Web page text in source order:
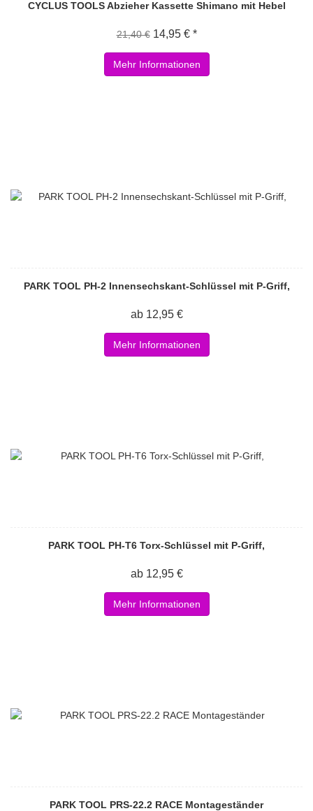
CYCLUS TOOLS Abzieher Kassette Shimano mit Hebel
21,40 € 14,95 € *
Mehr Informationen
PARK TOOL PH-2 Innensechskant-Schlüssel mit P-Griff,
ab 12,95 €
Mehr Informationen
PARK TOOL PH-T6 Torx-Schlüssel mit P-Griff,
ab 12,95 €
Mehr Informationen
PARK TOOL PRS-22.2 RACE Montageständer